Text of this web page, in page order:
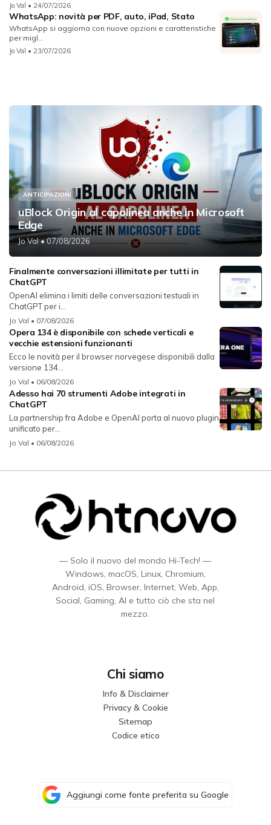
Jo Val • 24/07/2026
WhatsApp: novità per PDF, auto, iPad, Stato
WhatsApp si aggiorna con nuove opzioni e caratteristiche
per migl...
Jo Val • 23/07/2026
ANTICIPAZIONI
uBlock Origin al capolinea anche in Microsoft
Edge
Jo Val• 07/08/2026
Finalmente conversazioni illimitate per tutti in
ChatGPT
OpenAI elimina i limiti delle conversazioni testuali in
ChatGPT per i...
Jo Val • 07/08/2026
Opera 134 è disponibile con schede verticali e
vecchie estensioni funzionanti
Ecco le novità per il browser norvegese disponibili dalla
versione 134...
Jo Val • 06/08/2026
Adesso hai 70 strumenti Adobe integrati in
ChatGPT
La partnership fra Adobe e OpenAI porta al nuovo plugin
unificato per...
Jo Val • 06/08/2026
— Solo il nuovo del mondo Hi-Tech! —
Windows, macOS, Linux, Chromium,
Android, iOS, Browser, Internet, Web, App,
Social, Gaming, AI e tutto ciò che sta nel
mezzo.
Chi siamo
Info & Disclaimer
Privacy & Cookie
Sitemap
Codice etico
Aggiungi come fonte preferita su Google